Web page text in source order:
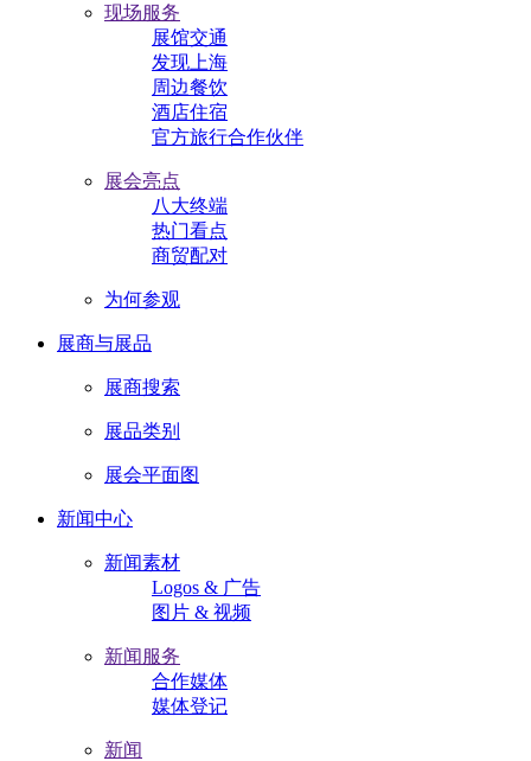
现场服务
展馆交通
发现上海
周边餐饮
酒店住宿
官方旅行合作伙伴
展会亮点
八大终端
热门看点
商贸配对
为何参观
展商与展品
展商搜索
展品类别
展会平面图
新闻中心
新闻素材
Logos & 广告
图片 & 视频
新闻服务
合作媒体
媒体登记
新闻